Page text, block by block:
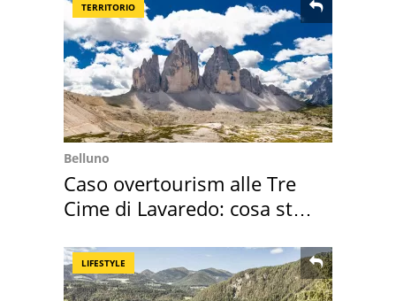
TERRITORIO
Belluno
Caso overtourism alle Tre
Cime di Lavaredo: cosa sta
LIFESTYLE